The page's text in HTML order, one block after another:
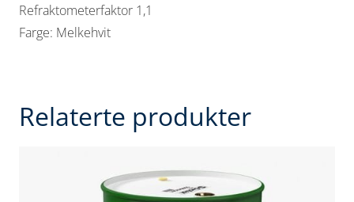
Refraktometerfaktor 1,1
Farge: Melkehvit
Relaterte produkter